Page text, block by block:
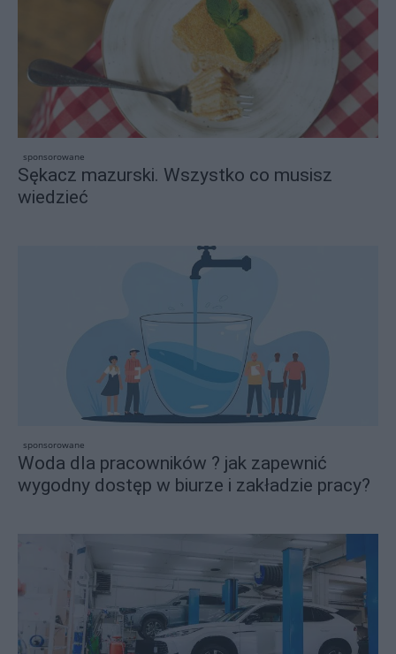
sponsorowane
Sękacz mazurski. Wszystko co musisz
wiedzieć
sponsorowane
Woda dla pracowników ? jak zapewnić
wygodny dostęp w biurze i zakładzie pracy?